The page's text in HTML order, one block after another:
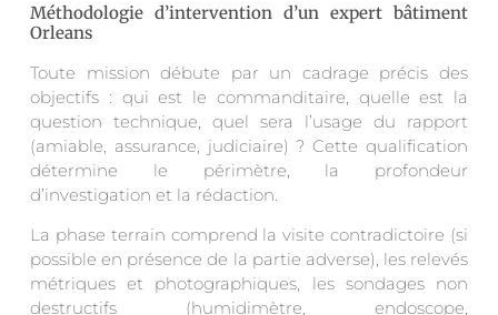
Méthodologie d’intervention d’un expert bâtiment
Orleans
Toute mission débute par un cadrage précis des
objectifs : qui est le commanditaire, quelle est la
question technique, quel sera l’usage du rapport
(amiable, assurance, judiciaire) ? Cette qualification
détermine le périmètre, la profondeur
d’investigation et la rédaction.
La phase terrain comprend la visite contradictoire (si
possible en présence de la partie adverse), les relevés
métriques et photographiques, les sondages non
destructifs (humidimètre, endoscope,